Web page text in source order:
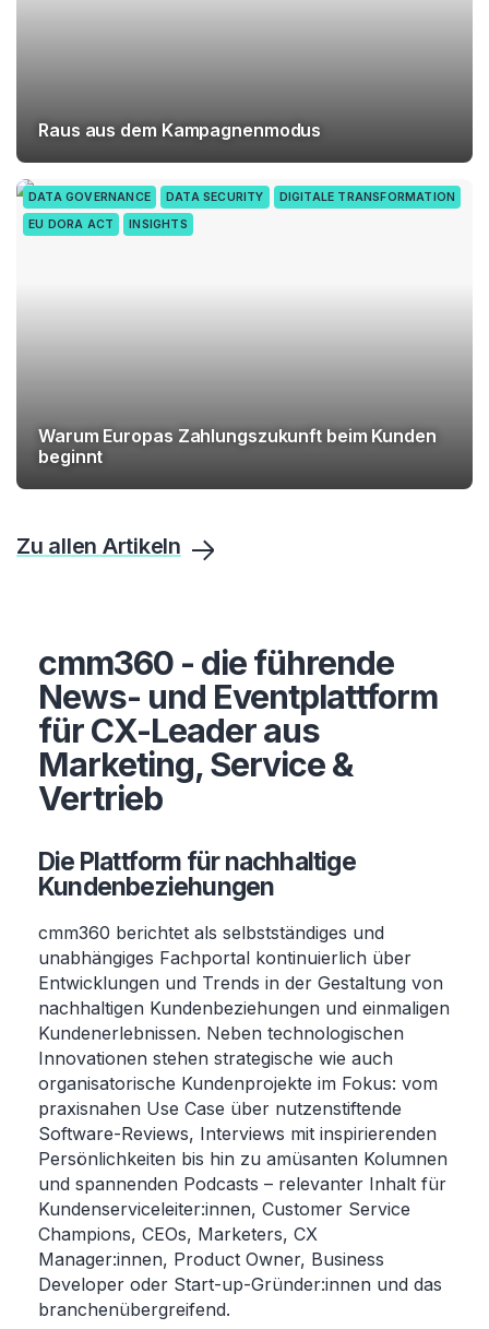
Raus aus dem Kampagnenmodus
DATA GOVERNANCE DATA SECURITY
DIGITALE TRANSFORMATION
EU DORA ACT
INSIGHTS
Warum Europas Zahlungszukunft beim Kunden
beginnt
Zu allen Artikeln
cmm360 - die führende
News- und Eventplattform
für CX-Leader aus
Marketing, Service &
Vertrieb
Die Plattform für nachhaltige
Kundenbeziehungen
cmm360 berichtet als selbstständiges und
unabhängiges Fachportal kontinuierlich über
Entwicklungen und Trends in der Gestaltung von
nachhaltigen Kundenbeziehungen und einmaligen
Kundenerlebnissen. Neben technologischen
Innovationen stehen strategische wie auch
organisatorische Kundenprojekte im Fokus: vom
praxisnahen Use Case über nutzenstiftende
Software-Reviews, Interviews mit inspirierenden
Persönlichkeiten bis hin zu amüsanten Kolumnen
und spannenden Podcasts – relevanter Inhalt für
Kundenserviceleiter:innen, Customer Service
Champions, CEOs, Marketers, CX
Manager:innen, Product Owner, Business
Developer oder Start-up-Gründer:innen und das
branchenübergreifend.